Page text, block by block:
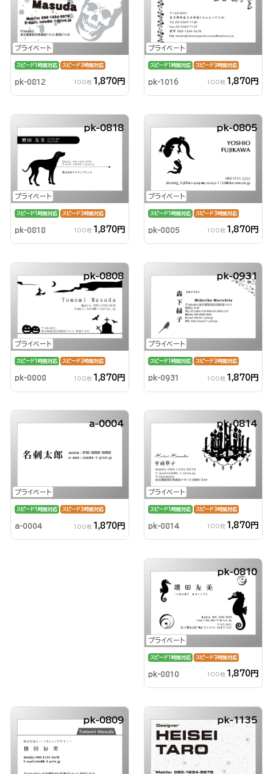
プライベート
スピード1時間対応 スピード3時間対応
pk-0812 100枚 1,870円
プライベート
スピード1時間対応 スピード3時間対応
pk-1016 100枚 1,870円
プライベート
pk-0818
スピード1時間対応 スピード3時間対応
pk-0818 100枚 1,870円
プライベート
pk-0805
スピード1時間対応 スピード3時間対応
pk-0805 100枚 1,870円
プライベート
pk-0808
スピード1時間対応 スピード3時間対応
pk-0808 100枚 1,870円
プライベート
pk-0931
スピード1時間対応 スピード3時間対応
pk-0931 100枚 1,870円
プライベート
a-0004
スピード1時間対応 スピード3時間対応
a-0004 100枚 1,870円
プライベート
pk-0814
スピード1時間対応 スピード3時間対応
pk-0814 100枚 1,870円
プライベート
pk-0810
スピード1時間対応 スピード3時間対応
pk-0810 100枚 1,870円
pk-0809 pk-1135